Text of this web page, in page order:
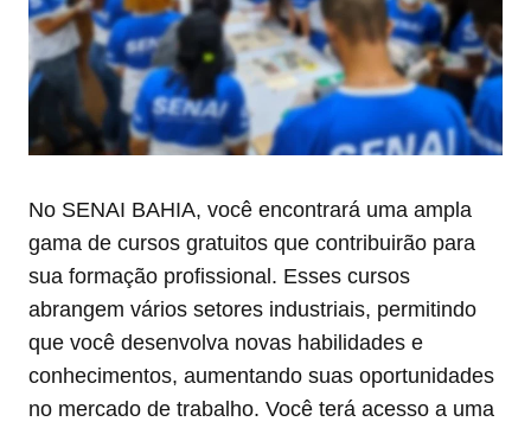
No SENAI BAHIA, você encontrará uma ampla
gama de cursos gratuitos que contribuirão para
sua formação profissional. Esses cursos
abrangem vários setores industriais, permitindo
que você desenvolva novas habilidades e
conhecimentos, aumentando suas oportunidades
no mercado de trabalho. Você terá acesso a uma